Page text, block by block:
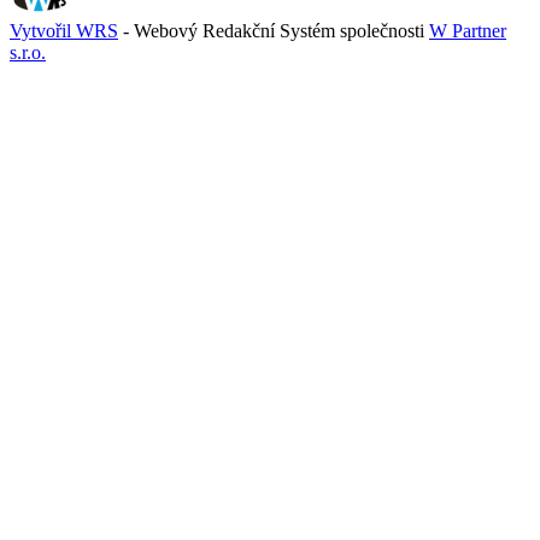
Vytvořil WRS - Webový Redakční Systém společnosti W Partner
s.r.o.